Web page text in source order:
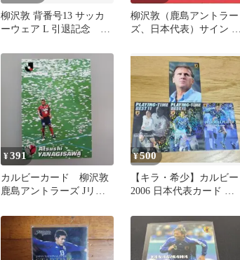
柳沢敦 背番号13 サッカ
ーウェア L 引退記念 ベ
ラーズ
柳沢敦（鹿島アントラー
ズ、日本代表）サイン 1
¥391
カルビーカード 柳沢敦
鹿島アントラーズ Jリー
¥500
​【キラ・希少】カルビー
2006 日本代表カード 中
ーコ